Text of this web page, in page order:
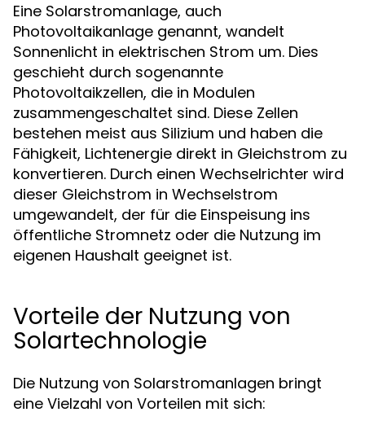
Eine Solarstromanlage, auch
Photovoltaikanlage genannt, wandelt
Sonnenlicht in elektrischen Strom um. Dies
geschieht durch sogenannte
Photovoltaikzellen, die in Modulen
zusammengeschaltet sind. Diese Zellen
bestehen meist aus Silizium und haben die
Fähigkeit, Lichtenergie direkt in Gleichstrom zu
konvertieren. Durch einen Wechselrichter wird
dieser Gleichstrom in Wechselstrom
umgewandelt, der für die Einspeisung ins
öffentliche Stromnetz oder die Nutzung im
eigenen Haushalt geeignet ist.
Vorteile der Nutzung von
Solartechnologie
Die Nutzung von Solarstromanlagen bringt
eine Vielzahl von Vorteilen mit sich: